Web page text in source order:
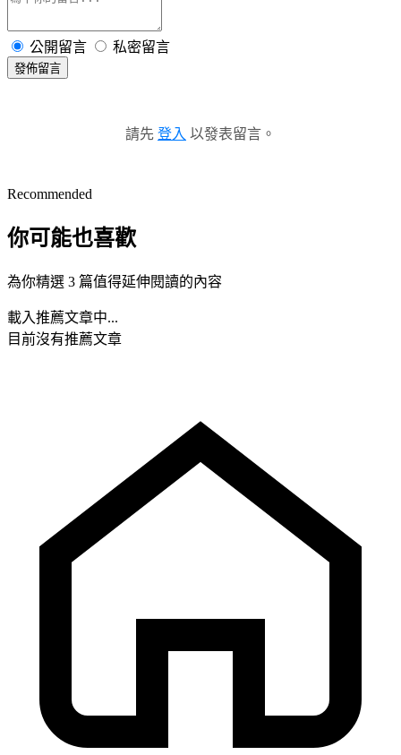
公開留言 私密留言
發佈留言
請先 登入 以發表留言。
Recommended
你可能也喜歡
為你精選 3 篇值得延伸閱讀的內容
載入推薦文章中...
目前沒有推薦文章